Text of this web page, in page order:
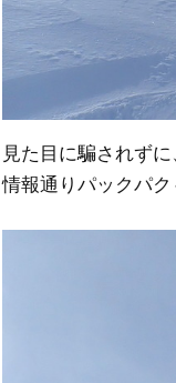
見た目に騙されず
情報通りパックパ